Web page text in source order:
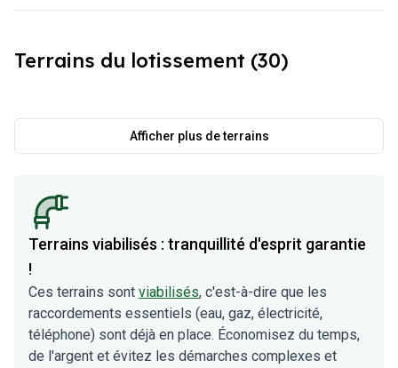
Terrains du lotissement (30)
Afficher plus de terrains
Terrains viabilisés : tranquillité d'esprit garantie
!
Ces terrains sont viabilisés, c'est-à-dire que les
raccordements essentiels (eau, gaz, électricité,
téléphone) sont déjà en place. Économisez du temps,
de l'argent et évitez les démarches complexes et